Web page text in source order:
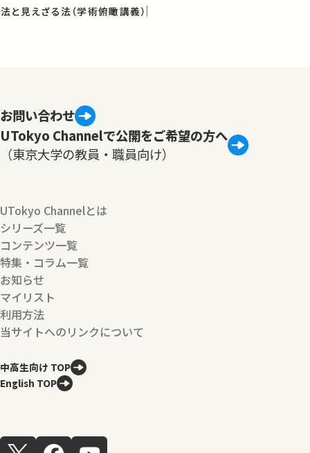
と見えざる法（学術俯瞰講義）
お問い合わせ
UTokyo Channelで公開をご希望の方へ
（東京大学の教員・職員向け）
UTokyo Channelとは
シリーズ一覧
コンテンツ一覧
特集・コラム一覧
お知らせ
マイリスト
利用方法
当サイトへのリンクについて
中高生向け TOP
English TOP